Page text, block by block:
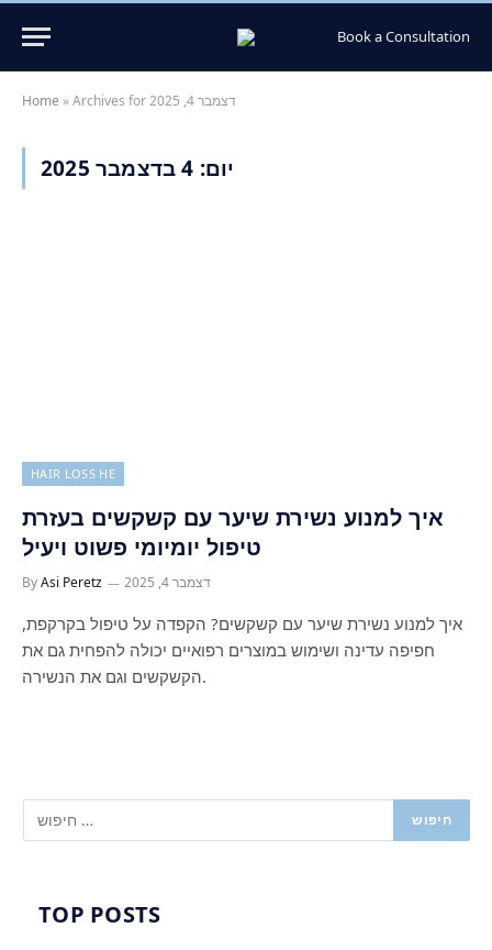
Book a Consultation
Home » Archives for דצמבר 4, 2025
יום: 4 בדצמבר 2025
HAIR LOSS HE
איך למנוע נשירת שיער עם קשקשים בעזרת
טיפול יומיומי פשוט ויעיל
ByAsi Peretz דצמבר 4, 2025
איך למנוע נשירת שיער עם קשקשים? הקפדה על טיפול בקרקפת,
חפיפה עדינה ושימוש במוצרים רפואיים יכולה להפחית גם את
הקשקשים וגם את הנשירה.
TOP POSTS